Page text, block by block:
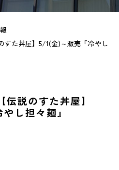
取り組み
お問い合わせ
すた丼屋】5/1(金)～販売『冷やし
説のすた丼屋】
し担々麺』